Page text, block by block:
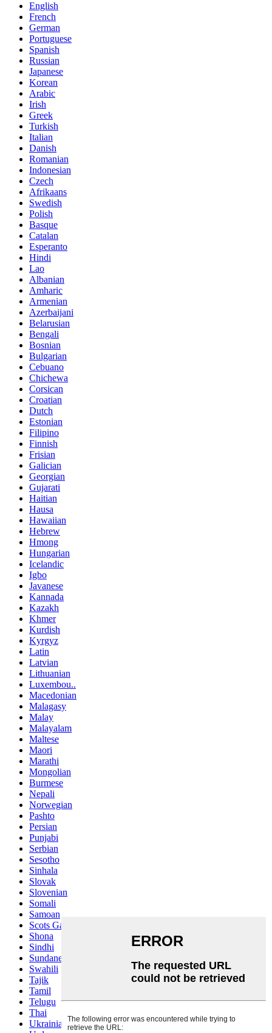
English
French
German
Portuguese
Spanish
Russian
Japanese
Korean
Arabic
Irish
Greek
Turkish
Italian
Danish
Romanian
Indonesian
Czech
Afrikaans
Swedish
Polish
Basque
Catalan
Esperanto
Hindi
Lao
Albanian
Amharic
Armenian
Azerbaijani
Belarusian
Bengali
Bosnian
Bulgarian
Cebuano
Chichewa
Corsican
Croatian
Dutch
Estonian
Filipino
Finnish
Frisian
Galician
Georgian
Gujarati
Haitian
Hausa
Hawaiian
Hebrew
Hmong
Hungarian
Icelandic
Igbo
Javanese
Kannada
Kazakh
Khmer
Kurdish
Kyrgyz
Latin
Latvian
Lithuanian
Luxembou..
Macedonian
Malagasy
Malay
Malayalam
Maltese
Maori
Marathi
Mongolian
Burmese
Nepali
Norwegian
Pashto
Persian
Punjabi
Serbian
Sesotho
Sinhala
Slovak
Slovenian
Somali
Samoan
Scots Gaelic
Shona
Sindhi
Sundanese
Swahili
Tajik
Tamil
Telugu
Thai
Ukrainian